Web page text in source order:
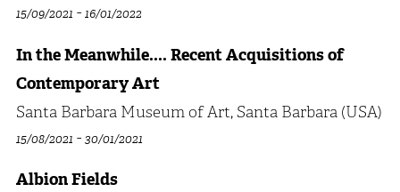
15/09/2021 -16/01/2022
In the Meanwhile.... Recent Acquisitions of
Contemporary Art
Santa Barbara Museum of Art, Santa Barbara (USA)
15/08/2021 -30/01/2021
Albion Fields